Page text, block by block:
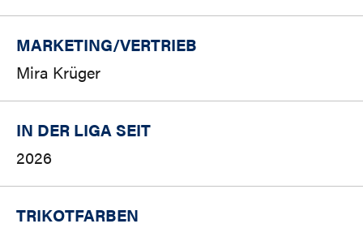
MARKETING/VERTRIEB
Mira Krüger
IN DER LIGA SEIT
2026
TRIKOTFARBEN